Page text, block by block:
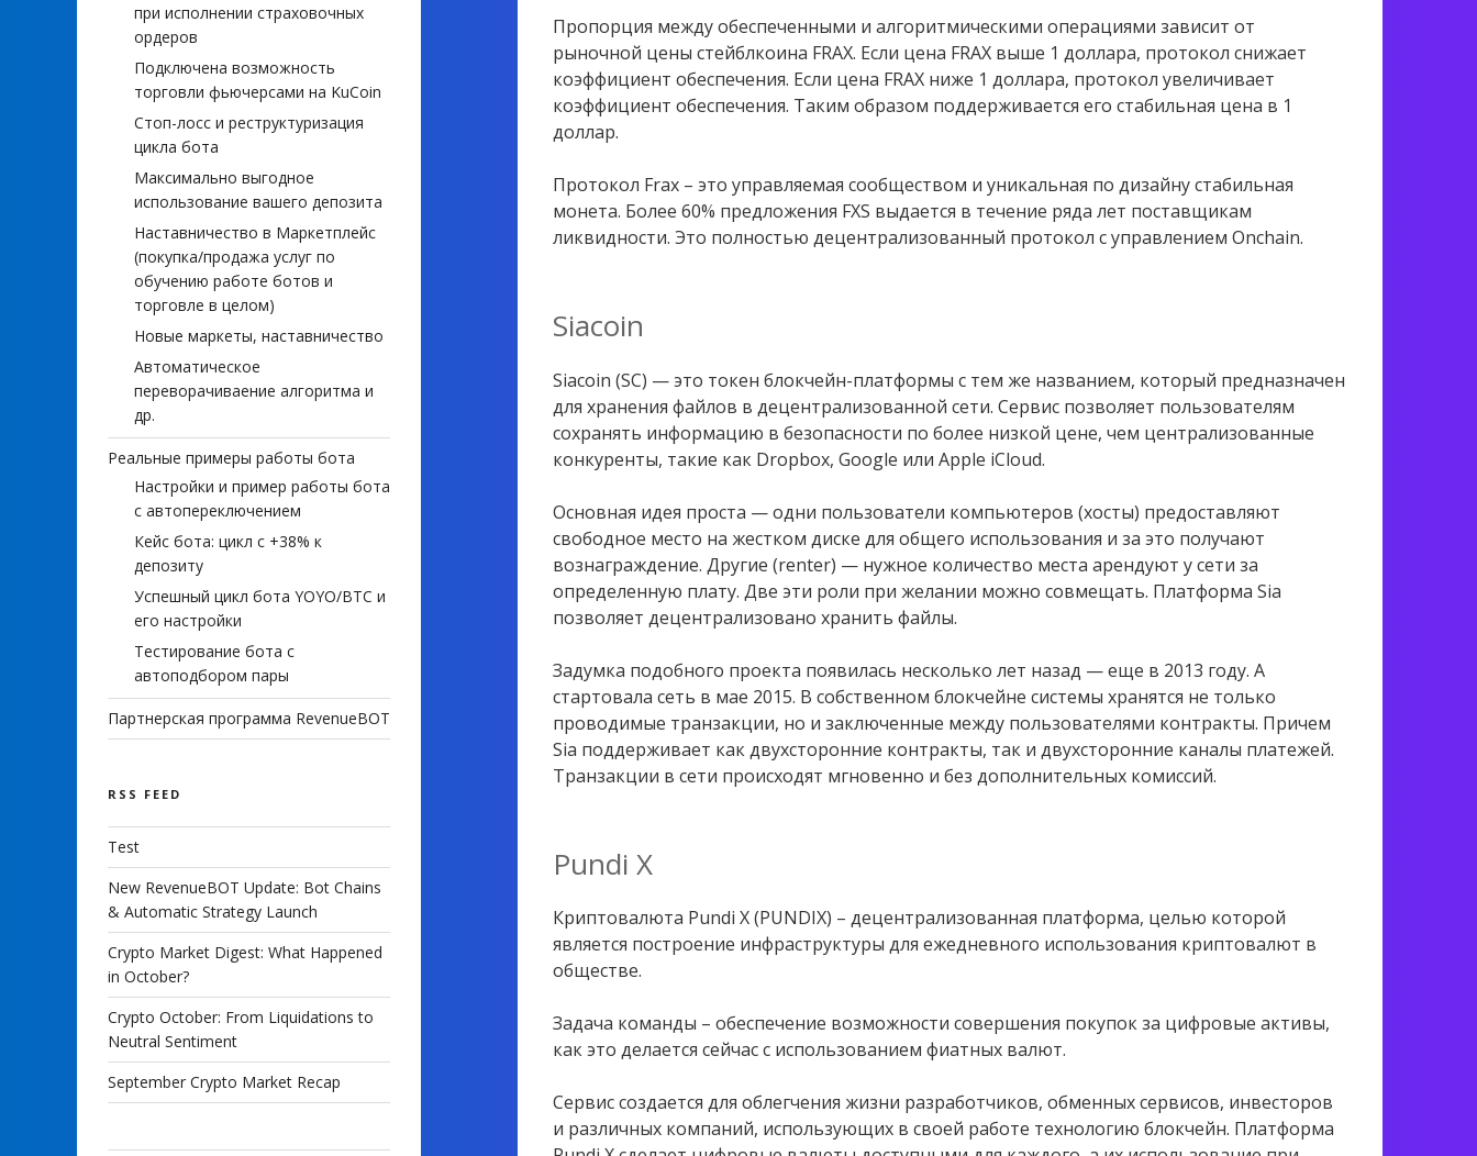
Пропорция между обеспеченными и алгоритмическими операциями зависит от
рыночной цены стейблкоина FRAX. Если цена FRAX выше 1 доллара, протокол снижает
коэффициент обеспечения. Если цена FRAX ниже 1 доллара, протокол увеличивает
коэффициент обеспечения. Таким образом поддерживается его стабильная цена в 1
доллар.
Протокол Frax – это управляемая сообществом и уникальная по дизайну стабильная
монета. Более 60% предложения FXS выдается в течение ряда лет поставщикам
ликвидности. Это полностью децентрализованный протокол с управлением Onchain.
Siacoin
Siacoin (SC) — это токен блокчейн-платформы с тем же названием, который предназначен
для хранения файлов в децентрализованной сети. Сервис позволяет пользователям
сохранять информацию в безопасности по более низкой цене, чем централизованные
конкуренты, такие как Dropbox, Google или Apple iCloud.
Основная идея проста — одни пользователи компьютеров (хосты) предоставляют
свободное место на жестком диске для общего использования и за это получают
вознаграждение. Другие (renter) — нужное количество места арендуют у сети за
определенную плату. Две эти роли при желании можно совмещать. Платформа Sia
позволяет децентрализовано хранить файлы.
Задумка подобного проекта появилась несколько лет назад — еще в 2013 году. А
стартовала сеть в мае 2015. В собственном блокчейне системы хранятся не только
проводимые транзакции, но и заключенные между пользователями контракты. Причем
Sia поддерживает как двухсторонние контракты, так и двухсторонние каналы платежей.
Транзакции в сети происходят мгновенно и без дополнительных комиссий.
Pundi X
Криптовалюта Pundi X (PUNDIX) – децентрализованная платформа, целью которой
является построение инфраструктуры для ежедневного использования криптовалют в
обществе.
Задача команды – обеспечение возможности совершения покупок за цифровые активы,
как это делается сейчас с использованием фиатных валют.
Сервис создается для облегчения жизни разработчиков, обменных сервисов, инвесторов
и различных компаний, использующих в своей работе технологию блокчейн. Платформа
при исполнении страховочных
ордеров
Подключена возможность
торговли фьючерсами на KuCoin
Стоп-лосс и реструктуризация
цикла бота
Максимально выгодное
использование вашего депозита
Наставничество в Маркетплейс
(покупка/продажа услуг по
обучению работе ботов и
торговле в целом)
Новые маркеты, наставничество
Автоматическое
переворачиваение алгоритма и
др.
Реальные примеры работы бота
Настройки и пример работы бота
с автопереключением
Кейс бота: цикл с +38% к
депозиту
Успешный цикл бота YOYO/BTC и
его настройки
Тестирование бота с
автоподбором пары
Партнерская программа RevenueBOT
RSS FEED
Test
New RevenueBOT Update: Bot Chains
& Automatic Strategy Launch
Crypto Market Digest: What Happened
in October?
Crypto October: From Liquidations to
Neutral Sentiment
September Crypto Market Recap